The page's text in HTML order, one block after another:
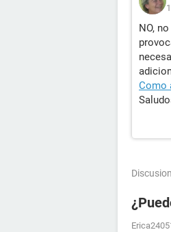
NO,
Como